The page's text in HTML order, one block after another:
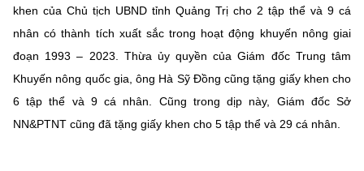
khen của Chủ tịch UBND tỉnh Quảng Trị cho 2 tập thể và 9 cá
nhân có thành tích xuất sắc trong hoạt động khuyến nông giai
đoạn 1993 – 2023. Thừa ủy quyền của Giám đốc Trung tâm
Khuyến nông quốc gia, ông Hà Sỹ Đồng cũng tặng giấy khen cho
6 tập thể và 9 cá nhân. Cũng trong dịp này, Giám đốc Sở
NN&PTNT cũng đã tặng giấy khen cho 5 tập thể và 29 cá nhân.